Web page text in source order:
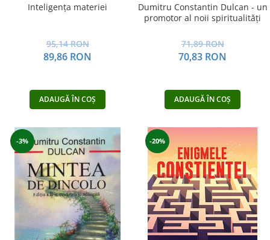
Inteligenţa materiei
95,14 RON
89,86 RON
ADAUGĂ ÎN COȘ
Dumitru Constantin Dulcan - un
promotor al noii spiritualităţi
71,89 RON
70,83 RON
ADAUGĂ ÎN COȘ
-3% -20%